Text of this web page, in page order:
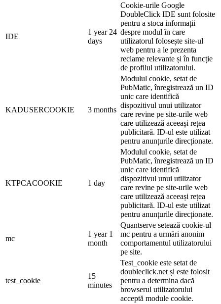
IDE
1 year 24
days
Cookie-urile Google
DoubleClick IDE sunt folosite
pentru a stoca informații
despre modul în care
utilizatorul folosește site-ul
web pentru a le prezenta
reclame relevante și în funcție
de profilul utilizatorului.
KADUSERCOOKIE 3 months
Modulul cookie, setat de
PubMatic, înregistrează un ID
unic care identifică
dispozitivul unui utilizator
care revine pe site-urile web
care utilizează aceeași rețea
publicitară. ID-ul este utilizat
pentru anunțurile direcționate.
KTPCACOOKIE 1 day
Modulul cookie, setat de
PubMatic, înregistrează un ID
unic care identifică
dispozitivul unui utilizator
care revine pe site-urile web
care utilizează aceeași rețea
publicitară. ID-ul este utilizat
pentru anunțurile direcționate.
mc
1 year 1
month
Quantserve setează cookie-ul
mc pentru a urmări anonim
comportamentul utilizatorului
pe site.
test_cookie
15
minutes
Test_cookie este setat de
doubleclick.net și este folosit
pentru a determina dacă
browserul utilizatorului
acceptă module cookie.